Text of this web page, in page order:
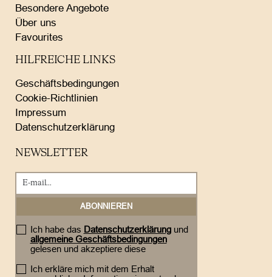
Besondere Angebote
Über uns
Favourites
HILFREICHE LINKS
Geschäftsbedingungen
Cookie-Richtlinien
Impressum
Datenschutzerklärung
NEWSLETTER
Ich habe das Datenschutzerklärungund
allgemeine Geschäftsbedingungen
gelesen und akzeptiere diese
Ich erkläre mich mit dem Erhalt